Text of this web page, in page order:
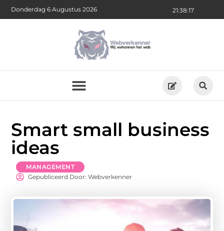
21:38:19
Donderdag 6 Augustus 2026
Smart small business
ideas
MANAGEMENT
Gepubliceerd Door: Webverkenner